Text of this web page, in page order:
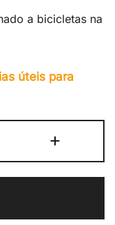
a bicicletas na
úteis para
+